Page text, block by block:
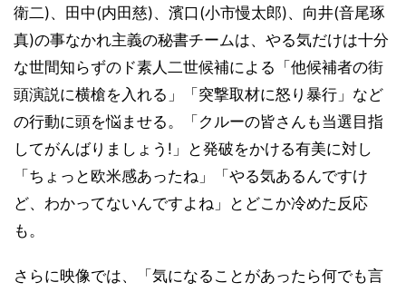
衛二)、田中(内田慈)、濱口(小市慢太郎)、向井(音尾琢
真)の事なかれ主義の秘書チームは、やる気だけは十分
な世間知らずのド素人二世候補による「他候補者の街
頭演説に横槍を入れる」「突撃取材に怒り暴行」など
の行動に頭を悩ませる。「クルーの皆さんも当選目指
してがんばりましょう!」と発破をかける有美に対し
「ちょっと欧米感あったね」「やる気あるんですけ
ど、わかってないんですよね」とどこか冷めた反応
も。
さらに映像では、「気になることがあったら何でも言